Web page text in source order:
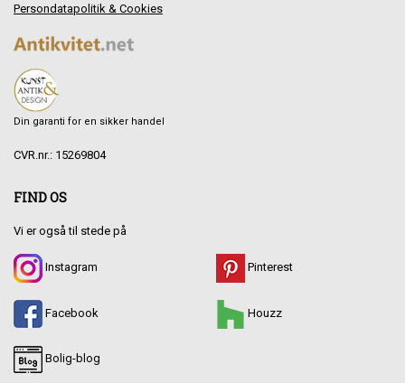
Persondatapolitik & Cookies
Din garanti for en sikker handel
CVR.nr.: 15269804
FIND OS
Vi er også til stede på
Instagram
Facebook
Bolig-blog
Pinterest
Houzz